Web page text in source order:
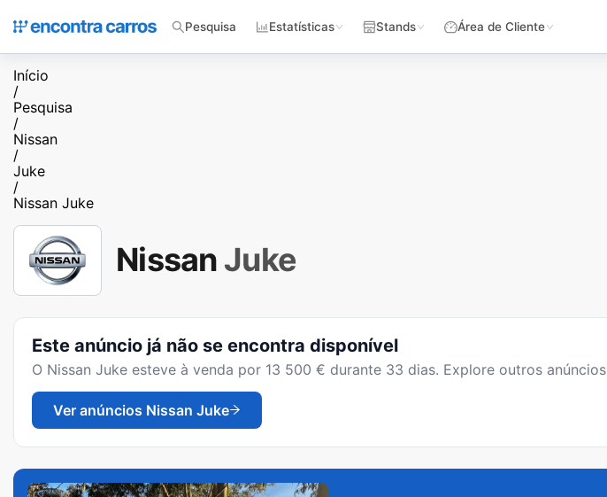
Pesquisa Estatísticas Stands Área de Cliente
Início
/
Pesquisa
/
Nissan
/
Juke
/
Nissan Juke
Nissan Juke
Este anúncio já não se encontra disponível
O Nissan Juke esteve à venda por 13 500 € durante 33 dias. Explore outros anúncios
Ver anúncios Nissan Juke